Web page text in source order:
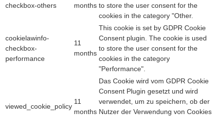
checkbox-others
months to store the user consent for the
cookies in the category "Other.
cookielawinfo-
checkbox-
performance
11
months
This cookie is set by GDPR Cookie
Consent plugin. The cookie is used
to store the user consent for the
cookies in the category
"Performance".
viewed_cookie_policy
11
months
Das Cookie wird vom GDPR Cookie
Consent Plugin gesetzt und wird
verwendet, um zu speichern, ob der
Nutzer der Verwendung von Cookies